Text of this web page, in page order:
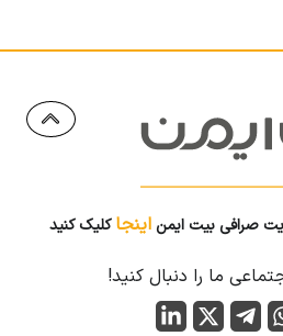
صرافی بیت ایمن اینجاکلیک کنید
ما را دنبال کنید!